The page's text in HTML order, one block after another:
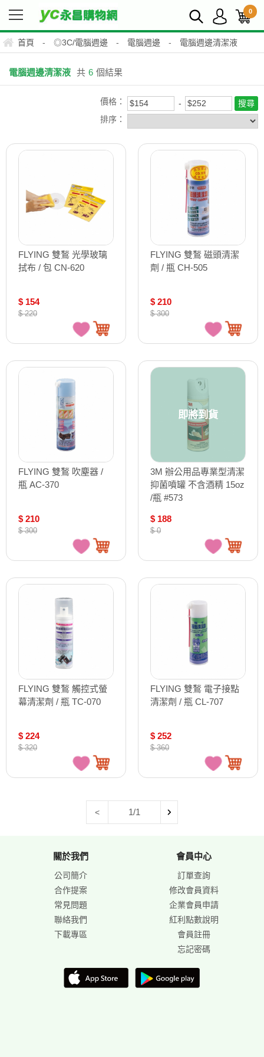
0
首頁 - ◎3C/電腦週邊 - 電腦週邊 - 電腦週邊清潔液
電腦週邊清潔液 共 6 個結果
價格：
排序：
FLYING 雙鶖 光學玻璃
拭布 / 包 CN-620
$ 154
$ 220
FLYING 雙鶖 磁頭清潔
劑 / 瓶 CH-505
$ 210
$ 300
FLYING 雙鶖 吹塵器 /
瓶 AC-370
$ 210
$ 300
即將到貨
3M 辦公用品專業型清潔
抑菌噴罐 不含酒精 15oz
/瓶 #573
$ 188
$ 0
FLYING 雙鶖 觸控式螢
幕清潔劑 / 瓶 TC-070
$ 224
$ 320
FLYING 雙鶖 電子接點
清潔劑 / 瓶 CL-707
$ 252
$ 360
< 1/1
關於我們
公司簡介
合作提案
常見問題
聯絡我們
下載專區
會員中心
訂單查詢
修改會員資料
企業會員申請
紅利點數說明
會員註冊
忘記密碼